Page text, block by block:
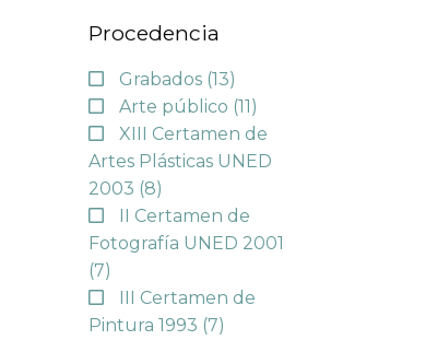
Procedencia
Grabados (13)
Arte público (11)
XIII Certamen de
Artes Plásticas UNED
2003 (8)
II Certamen de
Fotografía UNED 2001
(7)
III Certamen de
Pintura 1993 (7)